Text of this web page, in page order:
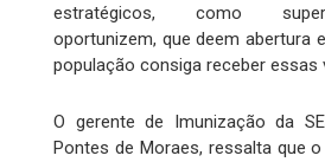
estratégicos, como
oportunizem, que deem abertura
população consiga receber essas
O gerente de Imunização da
Pontes de Moraes, ressalta que